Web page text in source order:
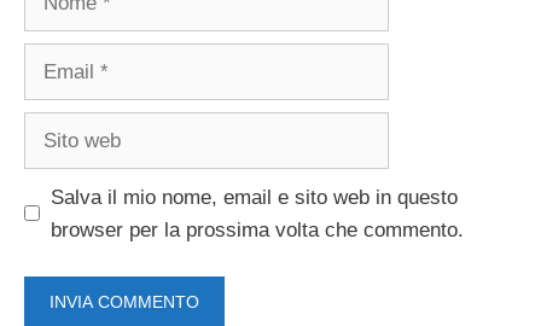
Salva il mio nome, email e sito web in questo
browser per la prossima volta che commento.